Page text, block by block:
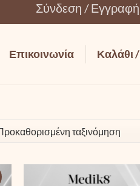
Σύνδεση / Εγγραφή
Επικοινωνία Καλάθι /